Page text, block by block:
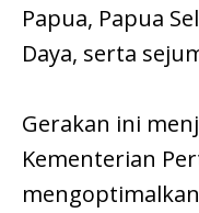
Papua, Papua
Daya, serta
Gerakan ini
Kementerian